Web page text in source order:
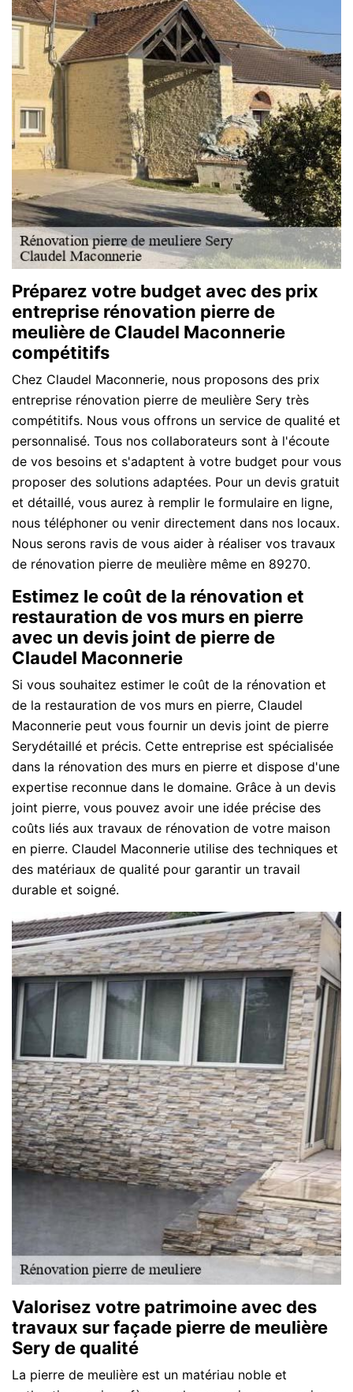
Préparez votre budget avec des prix
entreprise rénovation pierre de
meulière de Claudel Maconnerie
compétitifs
Chez Claudel Maconnerie, nous proposons des prix
entreprise rénovation pierre de meulière Sery très
compétitifs. Nous vous offrons un service de qualité et
personnalisé. Tous nos collaborateurs sont à l'écoute
de vos besoins et s'adaptent à votre budget pour vous
proposer des solutions adaptées. Pour un devis gratuit
et détaillé, vous aurez à remplir le formulaire en ligne,
nous téléphoner ou venir directement dans nos locaux.
Nous serons ravis de vous aider à réaliser vos travaux
de rénovation pierre de meulière même en 89270.
Estimez le coût de la rénovation et
restauration de vos murs en pierre
avec un devis joint de pierre de
Claudel Maconnerie
Si vous souhaitez estimer le coût de la rénovation et
de la restauration de vos murs en pierre, Claudel
Maconnerie peut vous fournir un devis joint de pierre
Serydétaillé et précis. Cette entreprise est spécialisée
dans la rénovation des murs en pierre et dispose d'une
expertise reconnue dans le domaine. Grâce à un devis
joint pierre, vous pouvez avoir une idée précise des
coûts liés aux travaux de rénovation de votre maison
en pierre. Claudel Maconnerie utilise des techniques et
des matériaux de qualité pour garantir un travail
durable et soigné.
Valorisez votre patrimoine avec des
travaux sur façade pierre de meulière
Sery de qualité
La pierre de meulière est un matériau noble et